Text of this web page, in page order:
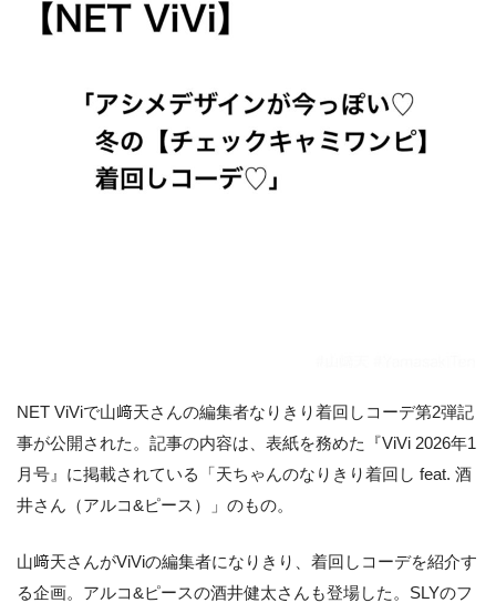
NET ViViで山﨑天さんの編集者なりきり着回しコーデ第2弾記
事が公開された。記事の内容は、表紙を務めた『ViVi 2026年1
月号』に掲載されている「天ちゃんのなりきり着回し feat. 酒
井さん（アルコ&ピース）」のもの。
山﨑天さんがViViの編集者になりきり、着回しコーデを紹介す
る企画。アルコ&ピースの酒井健太さんも登場した。SLYのフ